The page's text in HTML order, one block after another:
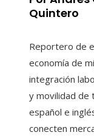
Quintero
Reportero de
economía de
integración
y movilidad de
español e
conecten